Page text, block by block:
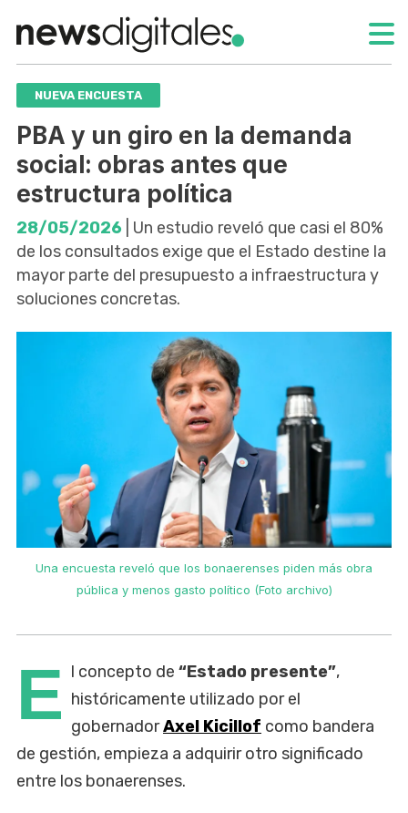
NUEVA ENCUESTA
PBA y un giro en la demanda
social: obras antes que
estructura política
28/05/2026 | Un estudio reveló que casi el 80%
de los consultados exige que el Estado destine la
mayor parte del presupuesto a infraestructura y
soluciones concretas.
Una encuesta reveló que los bonaerenses piden más obra
pública y menos gasto político (Foto archivo)
E l concepto de “Estado presente”,
históricamente utilizado por el
gobernadorAxel Kicillof como bandera
de gestión, empieza a adquirir otro significado
entre los bonaerenses.